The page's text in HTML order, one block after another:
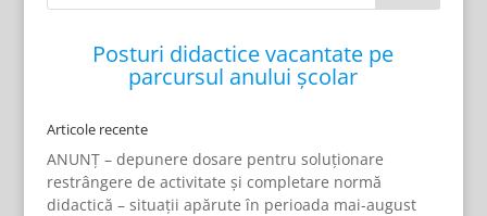
Posturi didactice vacantate pe
parcursul anului școlar
Articole recente
ANUNȚ – depunere dosare pentru soluționare
restrângere de activitate și completare normă
didactică – situații apărute în perioada mai-august